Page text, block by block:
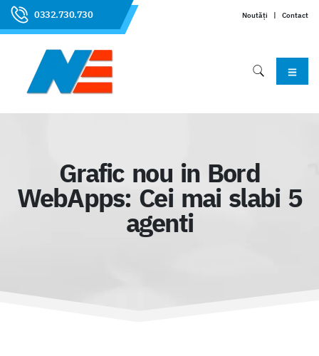
0332.730.730 Noutăți | Contact
Grafic nou in Bord
WebApps: Cei mai slabi 5
agenti